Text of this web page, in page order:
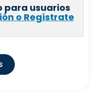
para usuarios
o Regístrate